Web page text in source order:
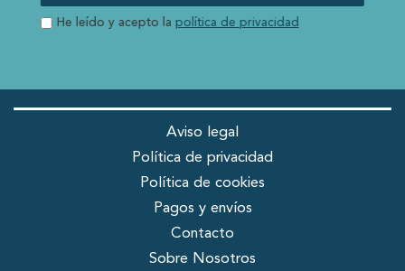
He leído y acepto la política de privacidad
Aviso legal
Política de privacidad
Política de cookies
Pagos y envíos
Contacto
Sobre Nosotros